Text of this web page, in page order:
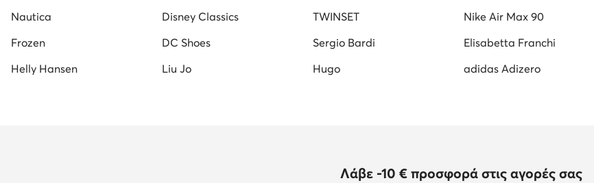
Nautica
Disney Classics TWINSET Nike Air Max 90
Frozen
DC Shoes Sergio Bardi Elisabetta Franchi
Helly Hansen
Liu Jo Hugo adidas Adizero
Λάβε -10 € προσφορά στις αγορές σας